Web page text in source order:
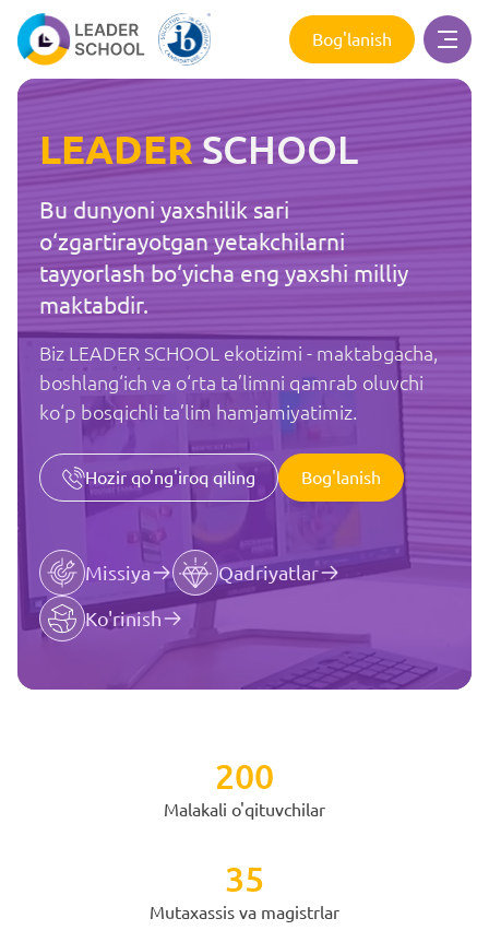
Bog'lanish
LEADER SCHOOL
Bu dunyoni yaxshilik sari
o‘zgartirayotgan yetakchilarni
tayyorlash bo‘yicha eng yaxshi milliy
maktabdir.
Biz LEADER SCHOOL ekotizimi - maktabgacha,
boshlang‘ich va o‘rta ta’limni qamrab oluvchi
ko‘p bosqichli ta’lim hamjamiyatimiz.
Hozir qo'ng'iroq qiling Bog'lanish
Missiya Qadriyatlar
Ko'rinish
200
Malakali o'qituvchilar
35
Mutaxassis va magistrlar